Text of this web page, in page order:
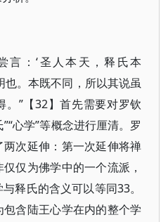
言：‘圣人本天，释氏本
也。本既不同，所以其说虽
。”【32】首先需要对罗钦
心学”等概念进行厘清。罗
次延伸：第一次延伸将禅
仅为佛学中的一个流派，
释氏的含义可以等同33。
含陆王心学在内的整个学